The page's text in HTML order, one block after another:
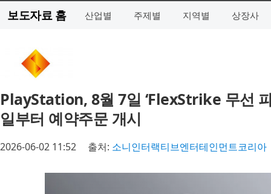
보도자료 홈 산업별 주제별 지역별 상장사
PlayStation, 8월 7일 ‘FlexStrike 무선
일부터 예약주문 개시
2026-06-02 11:52 출처: 소니인터랙티브엔터테인먼트코리아